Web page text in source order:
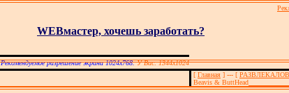
WEBмастер, хочешь заработать?
Рекомендуемое разрешение экрана 1024х768. У Вас: 1344x1024
[ Главная ] --- [
Beavis & ButtHead